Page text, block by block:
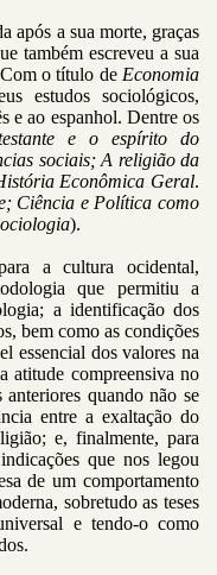
após a sua morte, graças
também escreveu a sua
o título de Economia
estudos sociológicos,
e ao espanhol. Dentre os
e o espírito do
sociais; A religião da
Econômica Geral.
Ciência e Política como
).
a cultura ocidental,
que permitiu a
a identificação dos
bem como as condições
essencial dos valores na
atitude compreensiva no
quando não se
entre a exaltação do
e, finalmente, para
que nos legou
de um comportamento
sobretudo as teses
e tendo-o como